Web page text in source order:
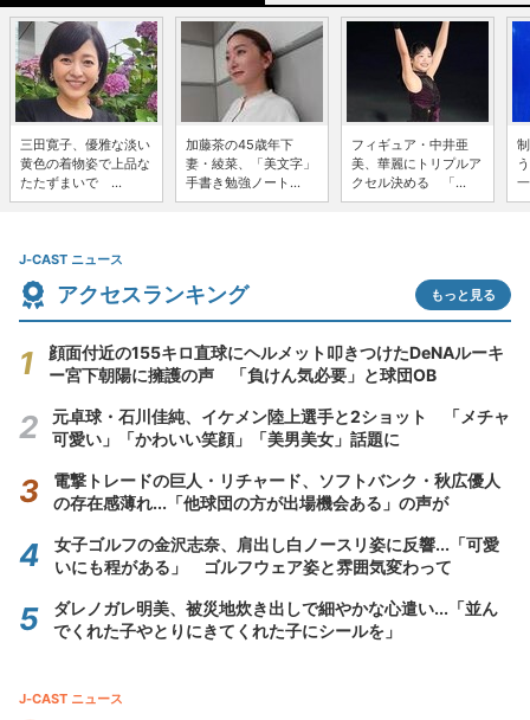
三田寛子、優雅な淡い
黄色の着物姿で上品な
たたずまいで ...
加藤茶の45歳年下
妻・綾菜、「美文字」
手書き勉強ノート...
フィギュア・中井亜
美、華麗にトリプルア
クセル決める 「...
J-CAST ニュース
アクセスランキング もっと見る
顔面付近の155キロ直球にヘルメット叩きつけたDeNAルーキ
ー宮下朝陽に擁護の声 「負けん気必要」と球団OB
元卓球・石川佳純、イケメン陸上選手と2ショット 「メチャ
可愛い」「かわいい笑顔」「美男美女」話題に
電撃トレードの巨人・リチャード、ソフトバンク・秋広優人
の存在感薄れ...「他球団の方が出場機会ある」の声が
女子ゴルフの金沢志奈、肩出し白ノースリ姿に反響...「可愛
いにも程がある」 ゴルフウェア姿と雰囲気変わって
ダレノガレ明美、被災地炊き出しで細やかな心遣い...「並ん
でくれた子やとりにきてくれた子にシールを」
J-CAST ニュース